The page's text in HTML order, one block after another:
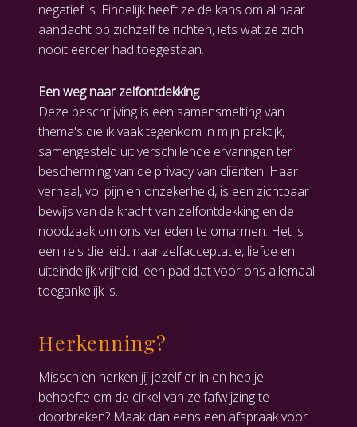
negatief is. Eindelijk heeft ze de kans om al haar
aandacht op zichzelf te richten, iets wat ze zich
nooit eerder had toegestaan.
Een weg naar zelfontdekking
Deze beschrijving is een samensmelting van
thema's die ik vaak tegenkom in mijn praktijk,
samengesteld uit verschillende ervaringen ter
bescherming van de privacy van cliënten. Haar
verhaal, vol pijn en onzekerheid, is een zichtbaar
bewijs van de kracht van zelfontdekking en de
noodzaak om ons verleden te omarmen. Het is
een reis die leidt naar zelfacceptatie, liefde en
uiteindelijk vrijheid; een pad dat voor ons allemaal
toegankelijk is.
Herkenning?
Misschien herken jij jezelf er in en heb je
behoefte om de cirkel van zelfafwijzing te
doorbreken? Maak dan eens een afspraak voor